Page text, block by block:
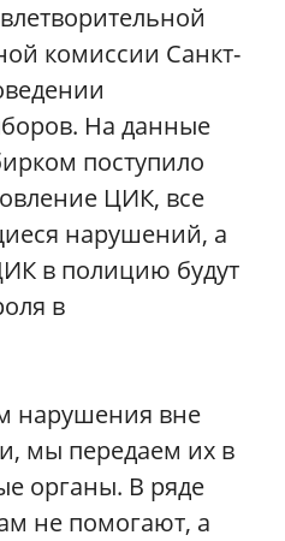
комиссии Санкт-
На данные
поступило
ЦИК, все
нарушений, а
в полицию будут
в
нарушения вне
мы передаем их в
органы. В ряде
не помогают, а